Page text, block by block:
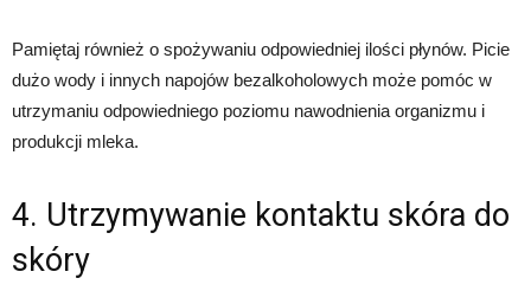
Pamiętaj również o spożywaniu odpowiedniej ilości płynów. Picie
dużo wody i innych napojów bezalkoholowych może pomóc w
utrzymaniu odpowiedniego poziomu nawodnienia organizmu i
produkcji mleka.
4. Utrzymywanie kontaktu skóra do
skóry